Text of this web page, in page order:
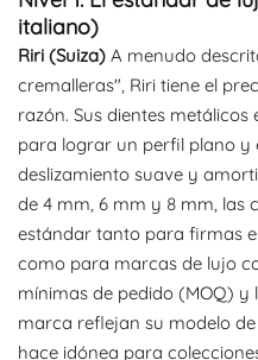
italiano)
Riri (Suiza) A menudo
cremalleras", Riri tiene el
razón. Sus dientes
para lograr un perfil plano y
deslizamiento suave y
de 4 mm, 6 mm y 8 mm, las
estándar tanto para firmas
como para marcas de lujo
mínimas de pedido (MOQ) y
marca reflejan su modelo
hace idónea para